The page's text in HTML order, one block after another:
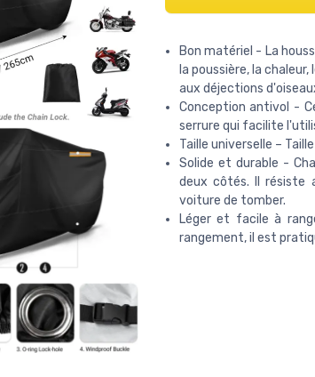
Bon matériel - La
la poussière, la
aux déjections
Conception antivol -
serrure qui facilite
Taille universelle –
Solide et durable -
deux côtés. Il résiste
voiture de tomber.
Léger et facile à
rangement, il est